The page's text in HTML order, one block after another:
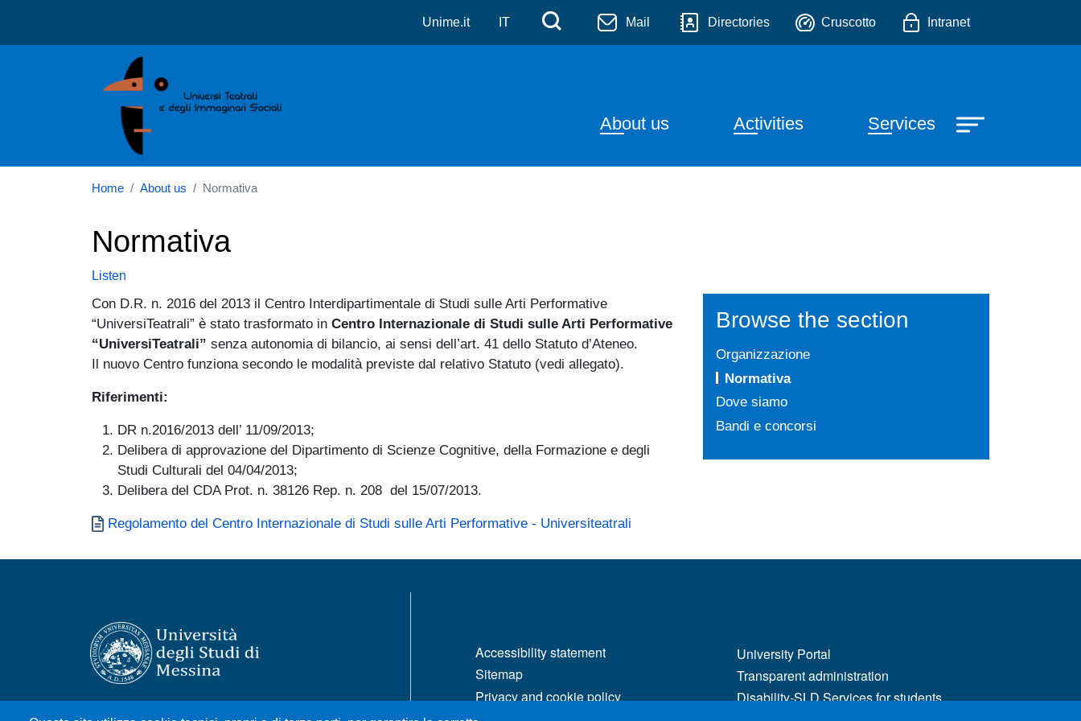
Skip to main content
Centro internazionale di studi sulle arti performative universiteatrali
Unime.it IT Menù di servizio
Cerca Mail Directories Cruscotto Intranet
Navigazione principale
About us Activities Services
Home About us Normativa
Normativa
Listen
Con D.R. n. 2016 del 2013 il Centro Interdipartimentale di Studi sulle Arti Performative
“UniversiTeatrali” è stato trasformato in Centro Internazionale di Studi sulle Arti Performative
“UniversiTeatrali” senza autonomia di bilancio, ai sensi dell’art. 41 dello Statuto d’Ateneo.
Il nuovo Centro funziona secondo le modalità previste dal relativo Statuto (vedi allegato).
Riferimenti:
DR n.2016/2013 dell’ 11/09/2013;
Delibera di approvazione del Dipartimento di Scienze Cognitive, della Formazione e degli
Studi Culturali del 04/04/2013;
Delibera del CDA Prot. n. 38126 Rep. n. 208 del 15/07/2013.
Documento
Regolamento del Centro Internazionale di Studi sulle Arti Performative - Universiteatrali
Browse the section
Organizzazione
Normativa
Dove siamo
Bandi e concorsi
Università degli Studi di Messina
Accessibility statement
Sitemap
Privacy and cookie policy
University Portal
Transparent administration
Disability-SLD Services for students